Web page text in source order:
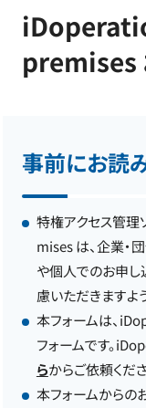
premises
事前にお読
特権アクセス管理
mises は、企業・
や個人でのお申
慮いただきますよ
本フォームは、
フォームです。
らからご依頼くだ
本フォームからの